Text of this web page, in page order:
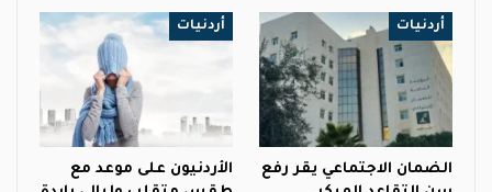
أردنيات
الضمان الاجتماعي يقر رفع
أردنيات
الأردنيون على موعد مع